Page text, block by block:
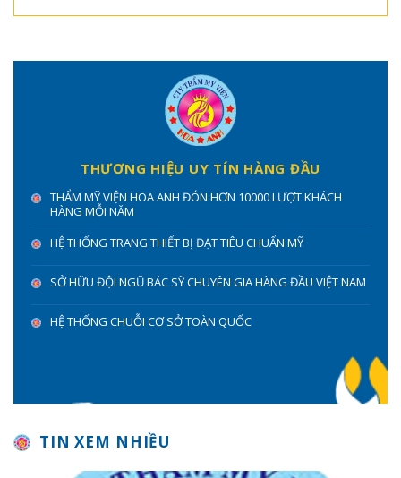
THƯƠNG HIỆU UY TÍN HÀNG ĐẦU
THẨM MỸ VIỆN HOA ANH ĐÓN HƠN 10000 LƯỢT KHÁCH
HÀNG MỖI NĂM
HỆ THỐNG TRANG THIẾT BỊ ĐẠT TIÊU CHUẨN MỸ
SỞ HỮU ĐỘI NGŨ BÁC SỸ CHUYÊN GIA HÀNG ĐẦU VIỆT NAM
HỆ THỐNG CHUỖI CƠ SỞ TOÀN QUỐC
TIN XEM NHIỀU